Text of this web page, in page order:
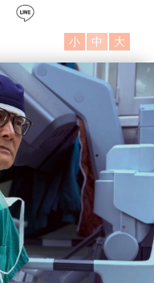
instagram
小 中 大